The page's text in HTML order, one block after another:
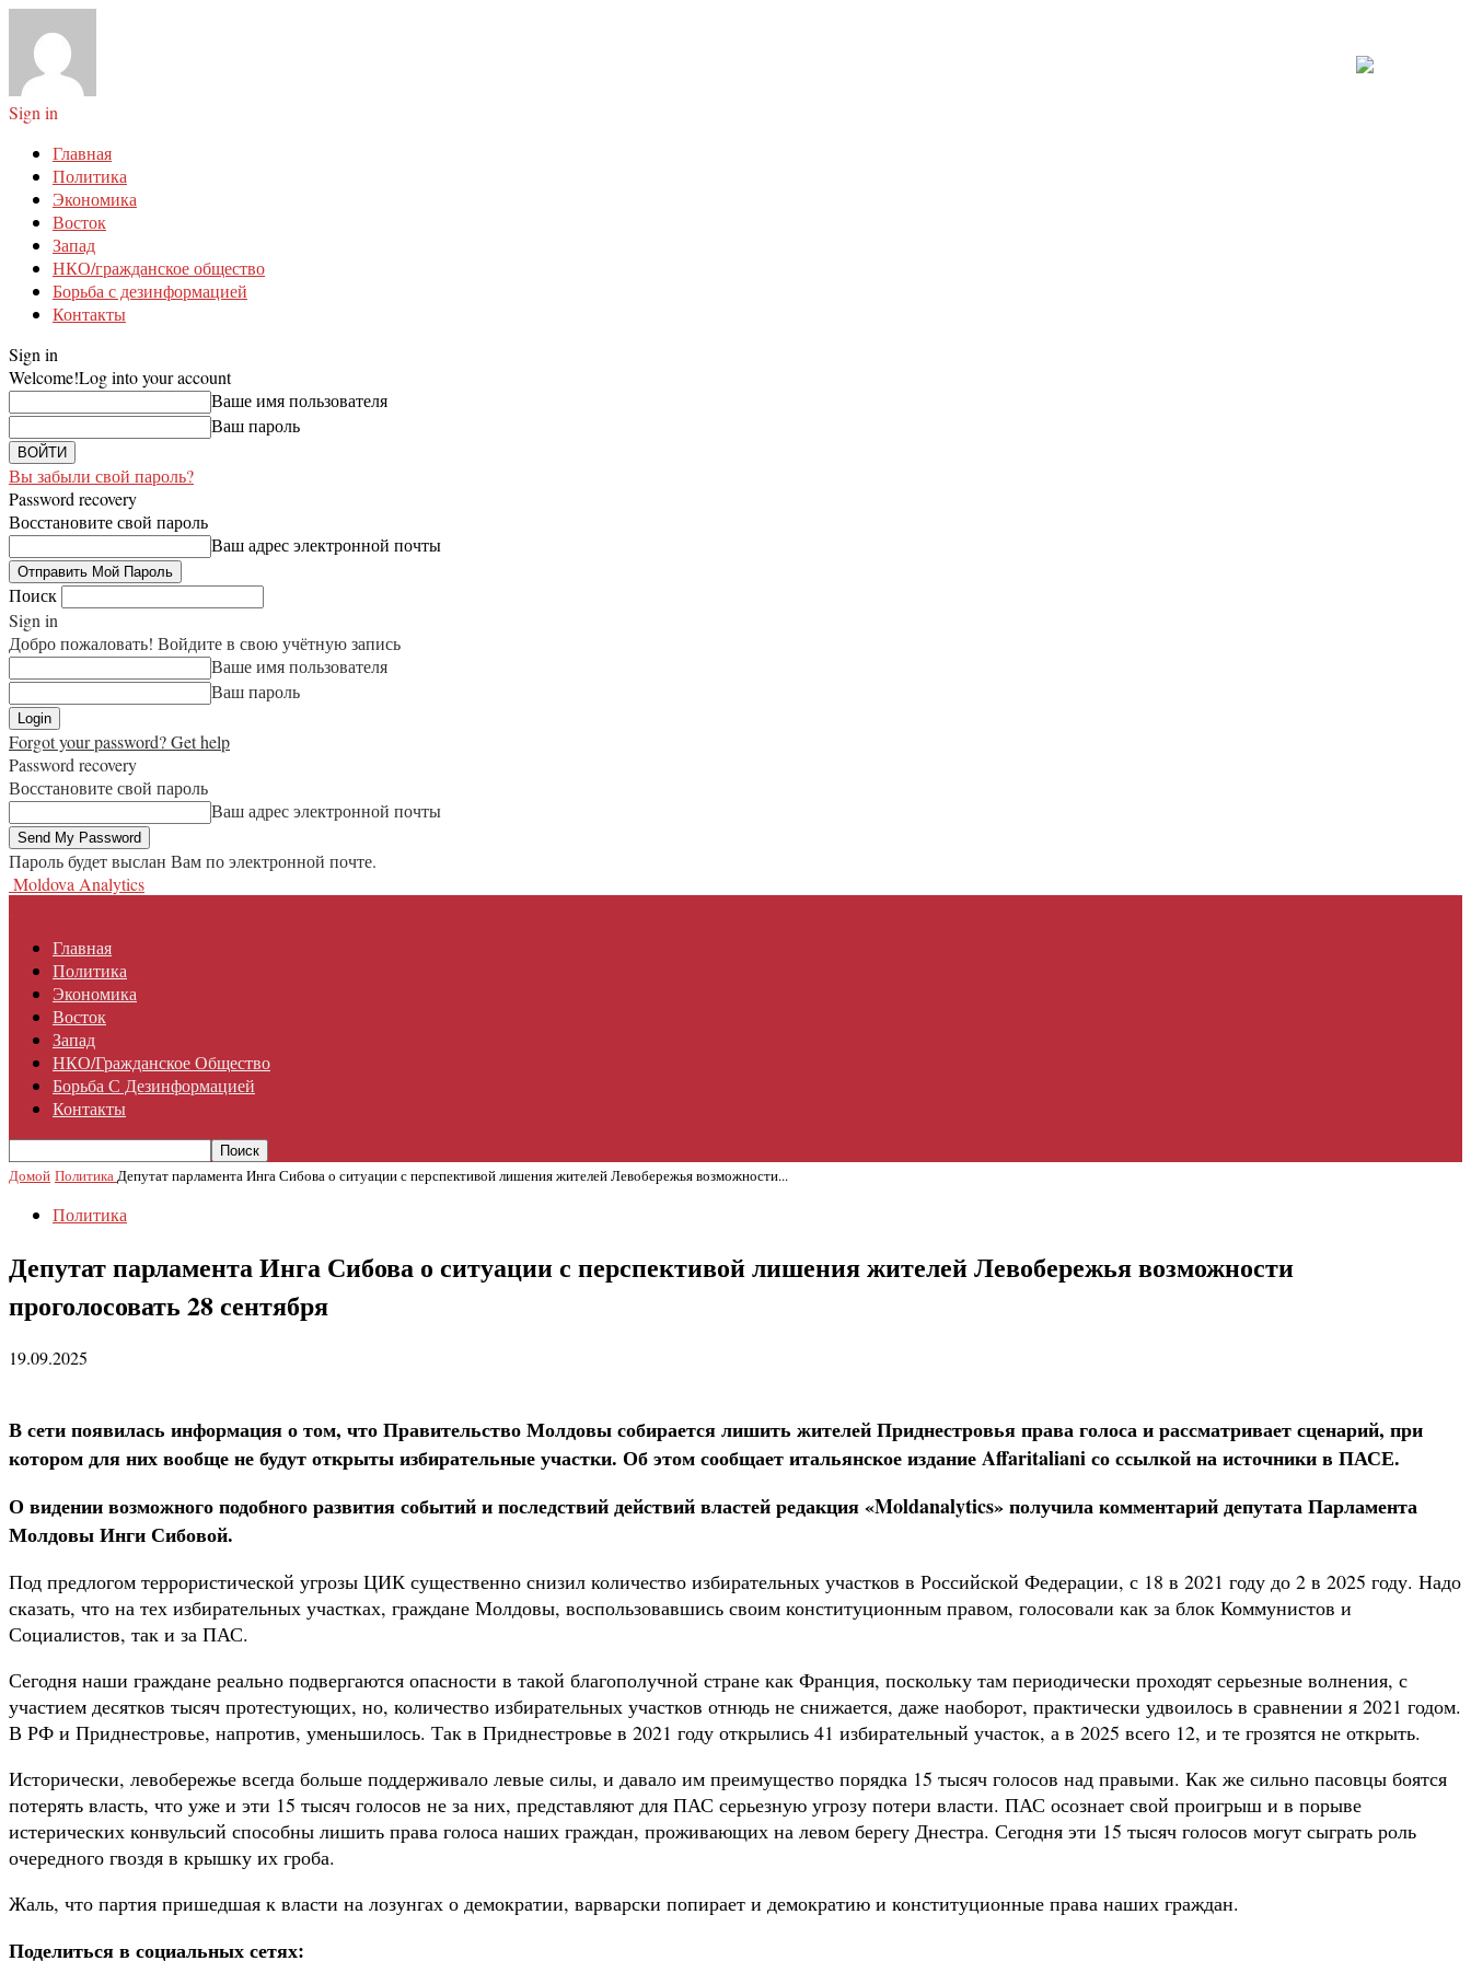
Sign in
Главная
Политика
Экономика
Восток
Запад
НКО/гражданское общество
Борьба с дезинформацией
Контакты
Sign in
Welcome!Log into your account
Ваше имя пользователя
Ваш пароль
Вы забыли свой пароль?
Password recovery
Восстановите свой пароль
Ваш адрес электронной почты
Поиск
Sign in
Добро пожаловать! Войдите в свою учётную запись
Ваше имя пользователя
Ваш пароль
Forgot your password? Get help
Password recovery
Восстановите свой пароль
Ваш адрес электронной почты
Пароль будет выслан Вам по электронной почте.
Moldova Analytics
Главная
Политика
Экономика
Восток
Запад
НКО/гражданское Общество
Борьба С Дезинформацией
Контакты
Домой ПолитикаДепутат парламента Инга Сибова о ситуации с перспективой лишения жителей Левобережья возможности...
Политика
Депутат парламента Инга Сибова о ситуации с перспективой лишения жителей Левобережья возможности
проголосовать 28 сентября
19.09.2025
В сети появилась информация о том, что Правительство Молдовы собирается лишить жителей Приднестровья права голоса и рассматривает сценарий, при
котором для них вообще не будут открыты избирательные участки. Об этом сообщает итальянское издание Affaritaliani со ссылкой на источники в ПАСЕ.
О видении возможного подобного развития событий и последствий действий властей редакция «Moldanalytics» получила комментарий депутата Парламента
Молдовы Инги Сибовой.
Под предлогом террористической угрозы ЦИК существенно снизил количество избирательных участков в Российской Федерации, с 18 в 2021 году до 2 в 2025 году. Надо
сказать, что на тех избирательных участках, граждане Молдовы, воспользовавшись своим конституционным правом, голосовали как за блок Коммунистов и
Социалистов, так и за ПАС.
Сегодня наши граждане реально подвергаются опасности в такой благополучной стране как Франция, поскольку там периодически проходят серьезные волнения, с
участием десятков тысяч протестующих, но, количество избирательных участков отнюдь не снижается, даже наоборот, практически удвоилось в сравнении я 2021 годом.
В РФ и Приднестровье, напротив, уменьшилось. Так в Приднестровье в 2021 году открылись 41 избирательный участок, а в 2025 всего 12, и те грозятся не открыть.
Исторически, левобережье всегда больше поддерживало левые силы, и давало им преимущество порядка 15 тысяч голосов над правыми. Как же сильно пасовцы боятся
потерять власть, что уже и эти 15 тысяч голосов не за них, представляют для ПАС серьезную угрозу потери власти. ПАС осознает свой проигрыш и в порыве
истерических конвульсий способны лишить права голоса наших граждан, проживающих на левом берегу Днестра. Сегодня эти 15 тысяч голосов могут сыграть роль
очередного гвоздя в крышку их гроба.
Жаль, что партия пришедшая к власти на лозунгах о демократии, варварски попирает и демократию и конституционные права наших граждан.
Поделиться в социальных сетях: